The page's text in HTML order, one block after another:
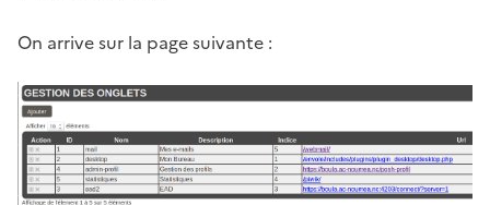
On arrive sur la page suivante :